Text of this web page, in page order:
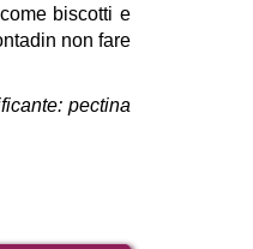
biscotti e
non fare
pectina